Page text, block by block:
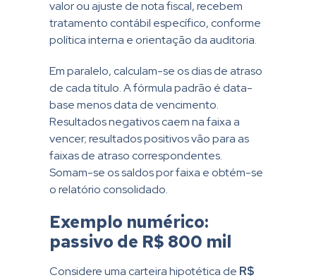
valor ou ajuste de nota fiscal, recebem
tratamento contábil específico, conforme
política interna e orientação da auditoria.
Em paralelo, calculam-se os dias de atraso
de cada título. A fórmula padrão é data-
base menos data de vencimento.
Resultados negativos caem na faixa a
vencer; resultados positivos vão para as
faixas de atraso correspondentes.
Somam-se os saldos por faixa e obtém-se
o relatório consolidado.
Exemplo numérico:
passivo de R$ 800 mil
Considere uma carteira hipotética de R$